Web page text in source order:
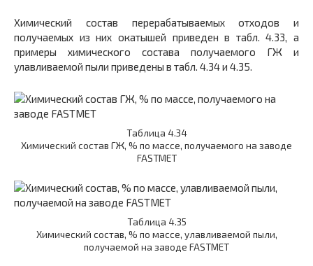
Химический состав перерабатываемых отходов и
получаемых из них окатышей приведен в табл. 4.33, а
примеры химического состава получаемого ГЖ и
улавливаемой пыли приведены в табл. 4.34 и 4.35.
Таблица 4.34
Химический состав ГЖ, % по массе, получаемого на заводе
FASTMET
Таблица 4.35
Химический состав, % по массе, улавливаемой пыли,
получаемой на заводе FASTMET